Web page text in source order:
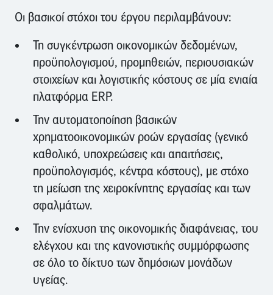
Οι βασικοί στόχοι του έργου περιλαμβάνουν:
Τη συγκέντρωση οικονομικών δεδομένων,
προϋπολογισμού, προμηθειών, περιουσιακών
στοιχείων και λογιστικής κόστους σε μία ενιαία
πλατφόρμα ERP.
Την αυτοματοποίηση βασικών
χρηματοοικονομικών ροών εργασίας (γενικό
καθολικό, υποχρεώσεις και απαιτήσεις,
προϋπολογισμός, κέντρα κόστους), με στόχο
τη μείωση της χειροκίνητης εργασίας και των
σφαλμάτων.
Την ενίσχυση της οικονομικής διαφάνειας, του
ελέγχου και της κανονιστικής συμμόρφωσης
σε όλο το δίκτυο των δημόσιων μονάδων
υγείας.